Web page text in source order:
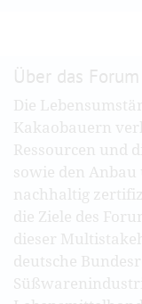
Über das
Die
Kakaobauern
Ressourcen und
sowie den
nachhaltig
die Ziele des
dieser
deutsche